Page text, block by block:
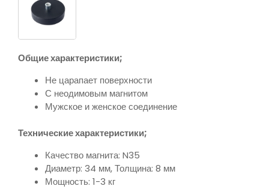
Общие характеристики;
Не царапает поверхности
С неодимовым магнитом
Мужское и женское соединение
Технические характеристики;
Качество магнита: N35
Диаметр: 34 мм, Толщина: 8 мм
Мощность: 1-3 кг